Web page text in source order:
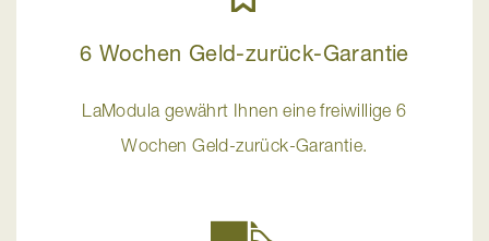
6 Wochen Geld-zurück-Garantie
LaModula gewährt Ihnen eine freiwillige 6
Wochen Geld-zurück-Garantie.